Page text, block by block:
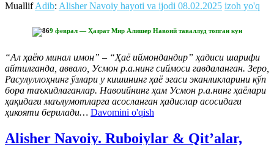
MuallifAdib: Alisher Navoiy hayoti va ijodi 08.02.2025 izoh yo'q
9 феврал — Ҳазрат Мир Алишер Навоий таваллуд топган кун
“Ал ҳаёю минал имон” – “Ҳаё иймондандир” ҳадиси шарифи
айтилганда, аввало, Усмон р.а.нинг сиймоси гавдаланган. Зеро,
Расулуллоҳнинг ўзлари у кишининг ҳаё эгаси эканликларини кўп
бора таъкидлаганлар. Навоийнинг ҳам Усмон р.а.нинг ҳаёлари
ҳақидаги маълумотларга асосланган ҳадислар асосидаги
ҳикояти берилади… Davomini o'qish
Alisher Navoiy. Ruboiylar & Qit’alar,